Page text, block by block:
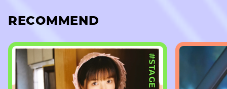
RECOMMEND
#STAGE